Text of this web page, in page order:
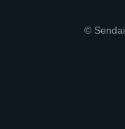
©